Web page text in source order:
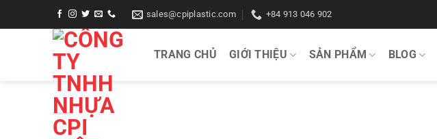
sales@cpiplastic.com +84 913 046 902
TRANG CHỦ GIỚI THIỆU SẢN PHẨM BLOG